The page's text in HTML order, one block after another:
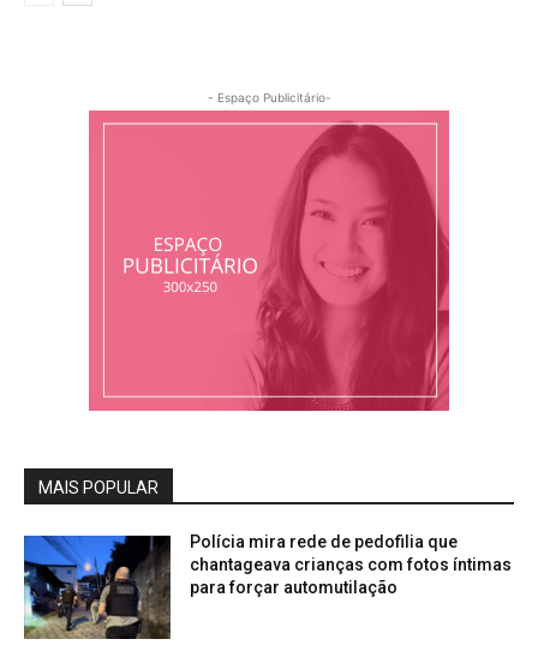
- Espaço Publicitário-
MAIS POPULAR
Polícia mira rede de pedofilia que
chantageava crianças com fotos íntimas
para forçar automutilação